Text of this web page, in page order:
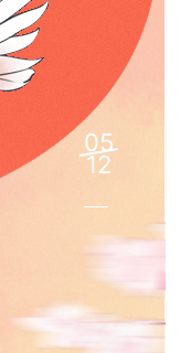
05
12